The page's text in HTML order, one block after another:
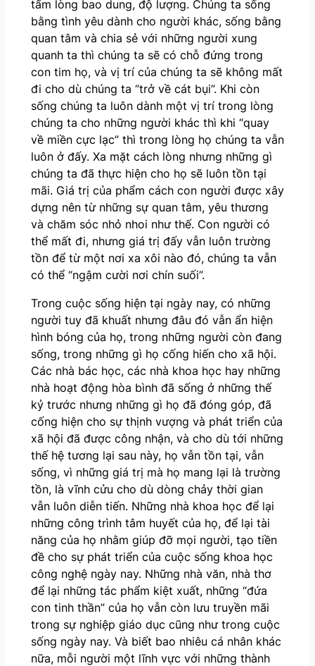
tấm lòng bao dung, độ lượng. Chúng ta sống
bằng tình yêu dành cho người khác, sống bằng
quan tâm và chia sẻ với những người xung
quanh ta thì chúng ta sẽ có chỗ đứng trong
con tim họ, và vị trí của chúng ta sẽ không mất
đi cho dù chúng ta “trở về cát bụi”. Khi còn
sống chúng ta luôn dành một vị trí trong lòng
chúng ta cho những người khác thì khi “quay
về miền cực lạc” thì trong lòng họ chúng ta vẫn
luôn ở đấy. Xa mặt cách lòng nhưng những gì
chúng ta đã thực hiện cho họ sẽ luôn tồn tại
mãi. Giá trị của phẩm cách con người được xây
dựng nên từ những sự quan tâm, yêu thương
và chăm sóc nhỏ nhoi như thế. Con người có
thể mất đi, nhưng giá trị đấy vẫn luôn trường
tồn để từ một nơi xa xôi nào đó, chúng ta vẫn
có thể “ngậm cười nơi chín suối”.
Trong cuộc sống hiện tại ngày nay, có những
người tuy đã khuất nhưng đâu đó vẫn ẩn hiện
hình bóng của họ, trong những người còn đang
sống, trong những gì họ cống hiến cho xã hội.
Các nhà bác học, các nhà khoa học hay những
nhà hoạt động hòa bình đã sống ở những thế
kỷ trước nhưng những gì họ đã đóng góp, đã
cống hiện cho sự thịnh vượng và phát triển của
xã hội đã được công nhận, và cho dù tới những
thế hệ tương lại sau này, họ vẫn tồn tại, vẫn
sống, vì những giá trị mà họ mang lại là trường
tồn, là vĩnh cửu cho dù dòng chảy thời gian
vẫn luôn diễn tiến. Những nhà khoa học để lại
những công trình tâm huyết của họ, để lại tài
năng của họ nhằm giúp đỡ mọi người, tạo tiền
đề cho sự phát triển của cuộc sống khoa học
công nghệ ngày nay. Những nhà văn, nhà thơ
để lại những tác phẩm kiệt xuất, những “đứa
con tinh thần” của họ vẫn còn lưu truyền mãi
trong sự nghiệp giáo dục cũng như trong cuộc
sống ngày nay. Và biết bao nhiêu cá nhân khác
nữa, mỗi người một lĩnh vực với những thành